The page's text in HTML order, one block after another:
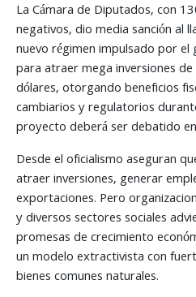
La Cámara de Diputados, con
negativos, dio media sanción al
nuevo régimen impulsado por el
para atraer mega inversiones
dólares, otorgando beneficios
cambiarios y regulatorios
proyecto deberá ser debatido
Desde el oficialismo aseguran
atraer inversiones, generar
exportaciones. Pero
y diversos sectores sociales
promesas de crecimiento
un modelo extractivista con
bienes comunes naturales.